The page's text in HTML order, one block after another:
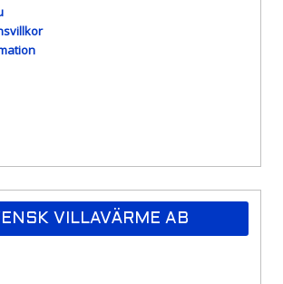
VILLAVÄRME AB